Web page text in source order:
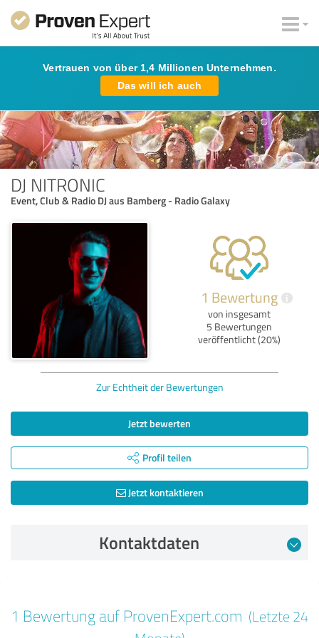
Vertrauen von über 1,4 Millionen Unternehmen.
Das will ich auch
DJ NITRONIC
Event, Club & Radio DJ aus Bamberg - Radio Galaxy
1 Bewertung i
von insgesamt
5 Bewertungen
veröffentlicht (20%)
Zur Echtheit der Bewertungen
Jetzt bewerten
Profil teilen
Jetzt kontaktieren
Kontaktdaten
Bewertung vom 28.01.2025
1 Bewertung auf ProvenExpert.com (Letzte 24